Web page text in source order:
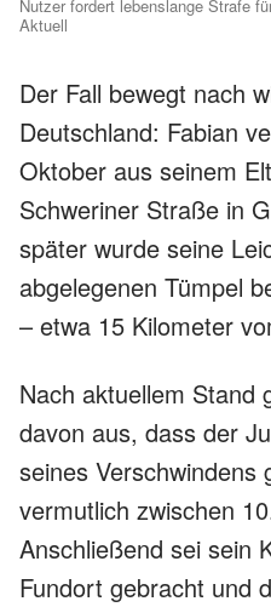
Nutzer fordert lebenslange Strafe
Aktuell
Der Fall bewegt nach
Deutschland: Fabian
Oktober aus seinem
Schweriner Straße in
später wurde seine
abgelegenen Tümpel
– etwa 15 Kilometer
Nach aktuellem Stand
davon aus, dass der
seines Verschwindens
vermutlich zwischen
Anschließend sei sein
Fundort gebracht und